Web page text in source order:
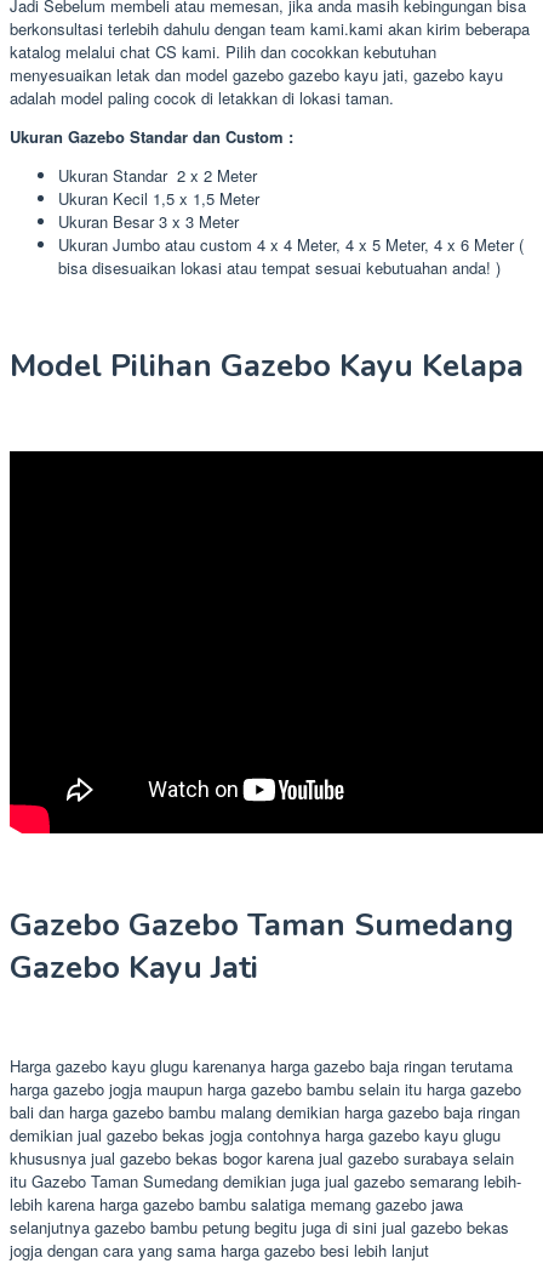
Jadi Sebelum membeli atau memesan, jika anda masih kebingungan bisa
berkonsultasi terlebih dahulu dengan team kami.kami akan kirim beberapa
katalog melalui chat CS kami. Pilih dan cocokkan kebutuhan
menyesuaikan letak dan model gazebo gazebo kayu jati, gazebo kayu
adalah model paling cocok di letakkan di lokasi taman.
Ukuran Gazebo Standar dan Custom :
Ukuran Standar 2 x 2 Meter
Ukuran Kecil 1,5 x 1,5 Meter
Ukuran Besar 3 x 3 Meter
Ukuran Jumbo atau custom 4 x 4 Meter, 4 x 5 Meter, 4 x 6 Meter (
bisa disesuaikan lokasi atau tempat sesuai kebutuahan anda! )
Model Pilihan Gazebo Kayu Kelapa
Gazebo Gazebo Taman Sumedang
Gazebo Kayu Jati
Harga gazebo kayu glugu karenanya harga gazebo baja ringan terutama
harga gazebo jogja maupun harga gazebo bambu selain itu harga gazebo
bali dan harga gazebo bambu malang demikian harga gazebo baja ringan
demikian jual gazebo bekas jogja contohnya harga gazebo kayu glugu
khususnya jual gazebo bekas bogor karena jual gazebo surabaya selain
itu Gazebo Taman Sumedang demikian juga jual gazebo semarang lebih-
lebih karena harga gazebo bambu salatiga memang gazebo jawa
selanjutnya gazebo bambu petung begitu juga di sini jual gazebo bekas
jogja dengan cara yang sama harga gazebo besi lebih lanjut